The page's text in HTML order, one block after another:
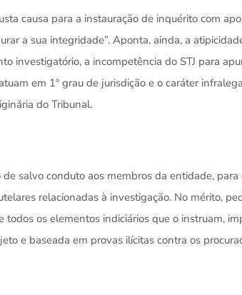
causa para a instauração de inquérito com
a sua integridade”. Aponta, ainda, a
investigatório, a incompetência do STJ para
em 1º grau de jurisdição e o caráter
do Tribunal.
salvo conduto aos membros da entidade, para
relacionadas à investigação. No mérito,
os elementos indiciários que o instruam,
e baseada em provas ilícitas contra os